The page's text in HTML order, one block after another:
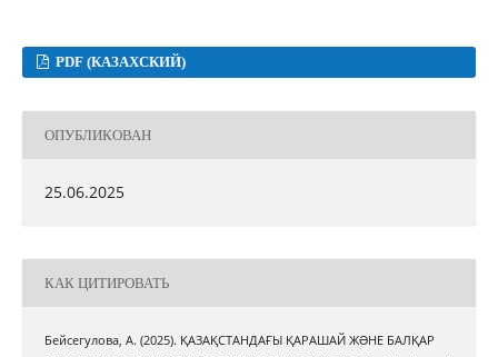
PDF (КАЗАХСКИЙ)
ОПУБЛИКОВАН
25.06.2025
КАК ЦИТИРОВАТЬ
Бейсегулова, А. (2025). ҚАЗАҚСТАНДАҒЫ ҚАРАШАЙ ЖƏНЕ БАЛҚАР